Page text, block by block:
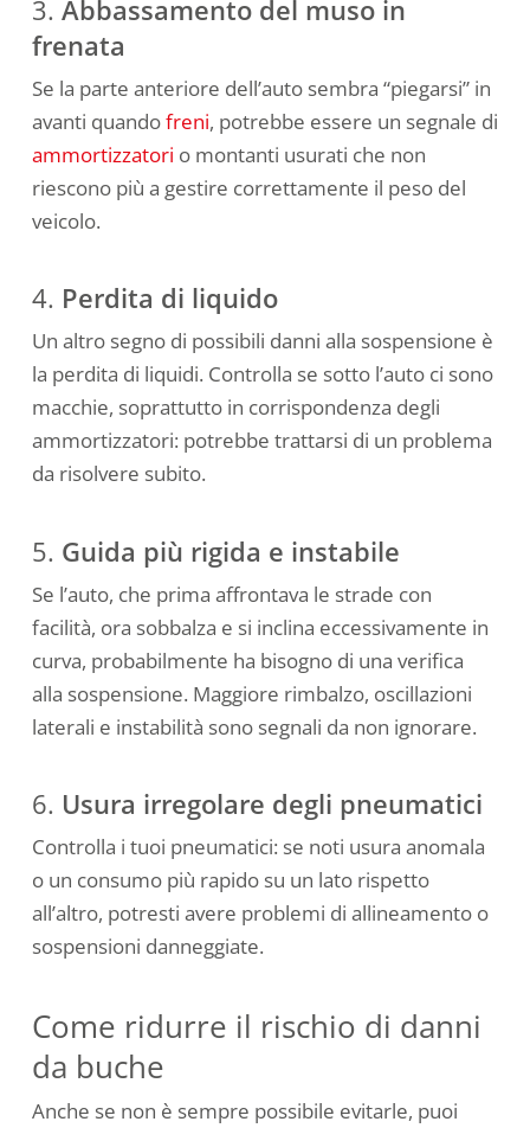
3. Abbassamento del muso in
frenata
Se la parte anteriore dell’auto sembra “piegarsi” in
avanti quandofreni, potrebbe essere un segnale di
ammortizzatori o montanti usurati che non
riescono più a gestire correttamente il peso del
veicolo.
4. Perdita di liquido
Un altro segno di possibili danni alla sospensione è
la perdita di liquidi. Controlla se sotto l’auto ci sono
macchie, soprattutto in corrispondenza degli
ammortizzatori: potrebbe trattarsi di un problema
da risolvere subito.
5. Guida più rigida e instabile
Se l’auto, che prima affrontava le strade con
facilità, ora sobbalza e si inclina eccessivamente in
curva, probabilmente ha bisogno di una verifica
alla sospensione. Maggiore rimbalzo, oscillazioni
laterali e instabilità sono segnali da non ignorare.
6. Usura irregolare degli pneumatici
Controlla i tuoi pneumatici: se noti usura anomala
o un consumo più rapido su un lato rispetto
all’altro, potresti avere problemi di allineamento o
sospensioni danneggiate.
Come ridurre il rischio di danni
da buche
Anche se non è sempre possibile evitarle, puoi